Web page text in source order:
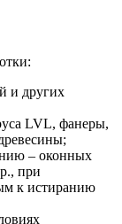
и других
LVL, фанеры,
– оконных
при
к истиранию